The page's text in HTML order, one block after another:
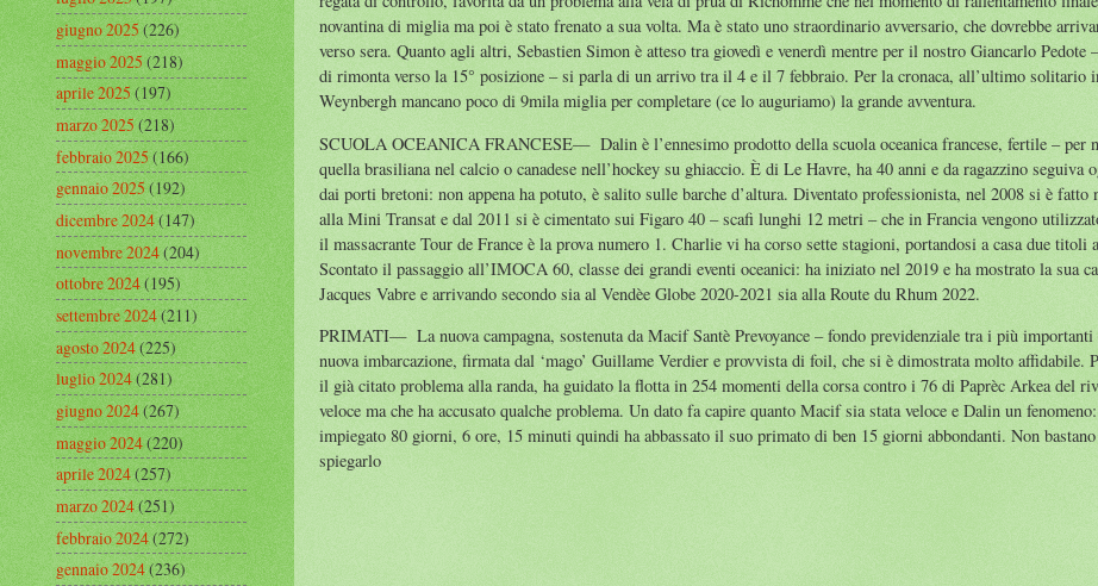
novantina di miglia ma poi è stato frenato a sua volta. Ma è stato uno straordinario avversario, che dovrebbe
verso sera. Quanto agli altri, Sebastien Simon è atteso tra giovedì e venerdì mentre per il nostro Giancarlo Pedote
di rimonta verso la 15° posizione – si parla di un arrivo tra il 4 e il 7 febbraio. Per la cronaca, all’ultimo solitario
Weynbergh mancano poco di 9mila miglia per completare (ce lo auguriamo) la grande avventura.
SCUOLA OCEANICA FRANCESE— Dalin è l’ennesimo prodotto della scuola oceanica francese, fertile – per
quella brasiliana nel calcio o canadese nell’hockey su ghiaccio. È di Le Havre, ha 40 anni e da ragazzino seguiva
dai porti bretoni: non appena ha potuto, è salito sulle barche d’altura. Diventato professionista, nel 2008 si è fatto
alla Mini Transat e dal 2011 si è cimentato sui Figaro 40 – scafi lunghi 12 metri – che in Francia vengono
il massacrante Tour de France è la prova numero 1. Charlie vi ha corso sette stagioni, portandosi a casa due titoli
Scontato il passaggio all’IMOCA 60, classe dei grandi eventi oceanici: ha iniziato nel 2019 e ha mostrato la sua
Jacques Vabre e arrivando secondo sia al Vendèe Globe 2020-2021 sia alla Route du Rhum 2022.
PRIMATI— La nuova campagna, sostenuta da Macif Santè Prevoyance – fondo previdenziale tra i più
nuova imbarcazione, firmata dal ‘mago’ Guillame Verdier e provvista di foil, che si è dimostrata molto affidabile.
il già citato problema alla randa, ha guidato la flotta in 254 momenti della corsa contro i 76 di Paprèc Arkea del
veloce ma che ha accusato qualche problema. Un dato fa capire quanto Macif sia stata veloce e Dalin un
impiegato 80 giorni, 6 ore, 15 minuti quindi ha abbassato il suo primato di ben 15 giorni abbondanti. Non
spiegarlo
giugno 2025(226)
maggio 2025(218)
aprile 2025(197)
marzo 2025(218)
febbraio 2025(166)
gennaio 2025(192)
dicembre 2024(147)
novembre 2024(204)
ottobre 2024(195)
settembre 2024(211)
agosto 2024(225)
luglio 2024(281)
giugno 2024(267)
maggio 2024(220)
aprile 2024(257)
marzo 2024(251)
febbraio 2024(272)
gennaio 2024(236)